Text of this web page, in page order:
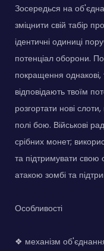
Зосередься на
зміцнити свій табір
ідентичні одиниці
потенціал оборони.
покращення
відповідають твоїм
розгортати нові
полі бою. Військові
срібних монет;
та підтримувати
атакою зомбі та
Особливості
❖ механізм